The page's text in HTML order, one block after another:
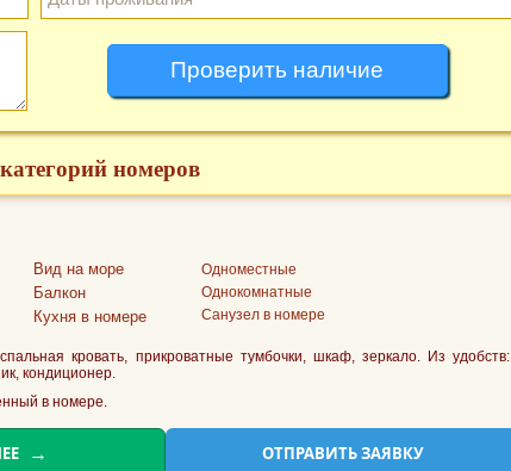
номеров
Вид на море
Балкон
Кухня в номере
Одноместные
Однокомнатные
Санузел в номере
кровать, прикроватные тумбочки, шкаф, зеркало. Из удобств:
кондиционер.
в номере.
ОТПРАВИТЬ ЗАЯВКУ